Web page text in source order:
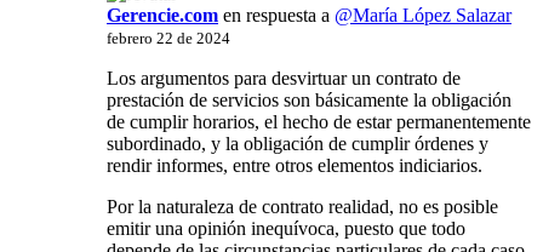
Gerencie.com en respuesta a @María López Salazar
febrero 22 de 2024
Los argumentos para desvirtuar un contrato de
prestación de servicios son básicamente la obligación
de cumplir horarios, el hecho de estar permanentemente
subordinado, y la obligación de cumplir órdenes y
rendir informes, entre otros elementos indiciarios.
Por la naturaleza de contrato realidad, no es posible
emitir una opinión inequívoca, puesto que todo